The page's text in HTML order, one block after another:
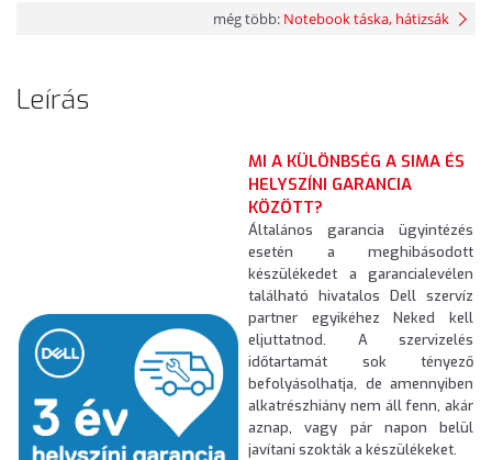
még több: Notebook táska, hátizsák
Leírás
MI A KÜLÖNBSÉG A SIMA ÉS
HELYSZÍNI GARANCIA
KÖZÖTT?
Általános garancia ügyintézés
esetén a meghibásodott
készülékedet a garancialevélen
található hivatalos Dell szervíz
partner egyikéhez Neked kell
eljuttatnod. A szervizelés
időtartamát sok tényező
befolyásolhatja, de amennyiben
alkatrészhiány nem áll fenn, akár
aznap, vagy pár napon belül
javítani szokták a készülékeket.